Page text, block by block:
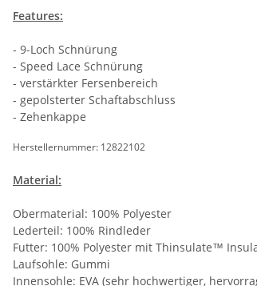
Features:
- 9-Loch Schnürung
- Speed Lace Schnürung
- verstärkter Fersenbereich
- gepolsterter Schaftabschluss
- Zehenkappe
Herstellernummer: 12822102
Material:
Obermaterial: 100% Polyester
Lederteil: 100% Rindleder
Futter: 100% Polyester mit Thinsulate™
Laufsohle: Gummi
Innensohle: EVA (sehr hochwertiger,